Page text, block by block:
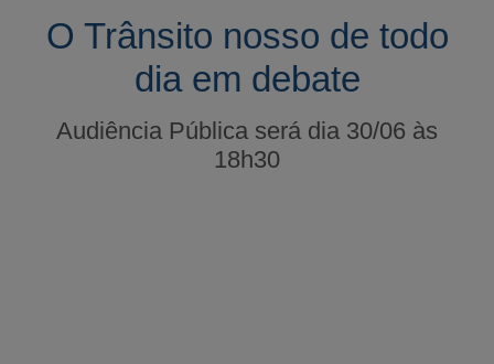
O Trânsito nosso de todo
dia em debate
Audiência Pública será dia 30/06 às
18h30